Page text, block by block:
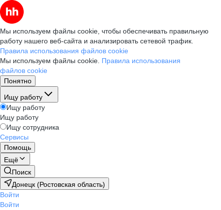
Мы используем файлы cookie, чтобы обеспечивать правильную
работу нашего веб-сайта и анализировать сетевой трафик.
Правила использования файлов cookie
Мы используем файлы cookie. Правила использования
файлов cookie
Понятно
Ищу работу
Ищу работу
Ищу работу
Ищу сотрудника
Сервисы
Помощь
Ещё
Поиск
Донецк (Ростовская область)
Войти
Войти